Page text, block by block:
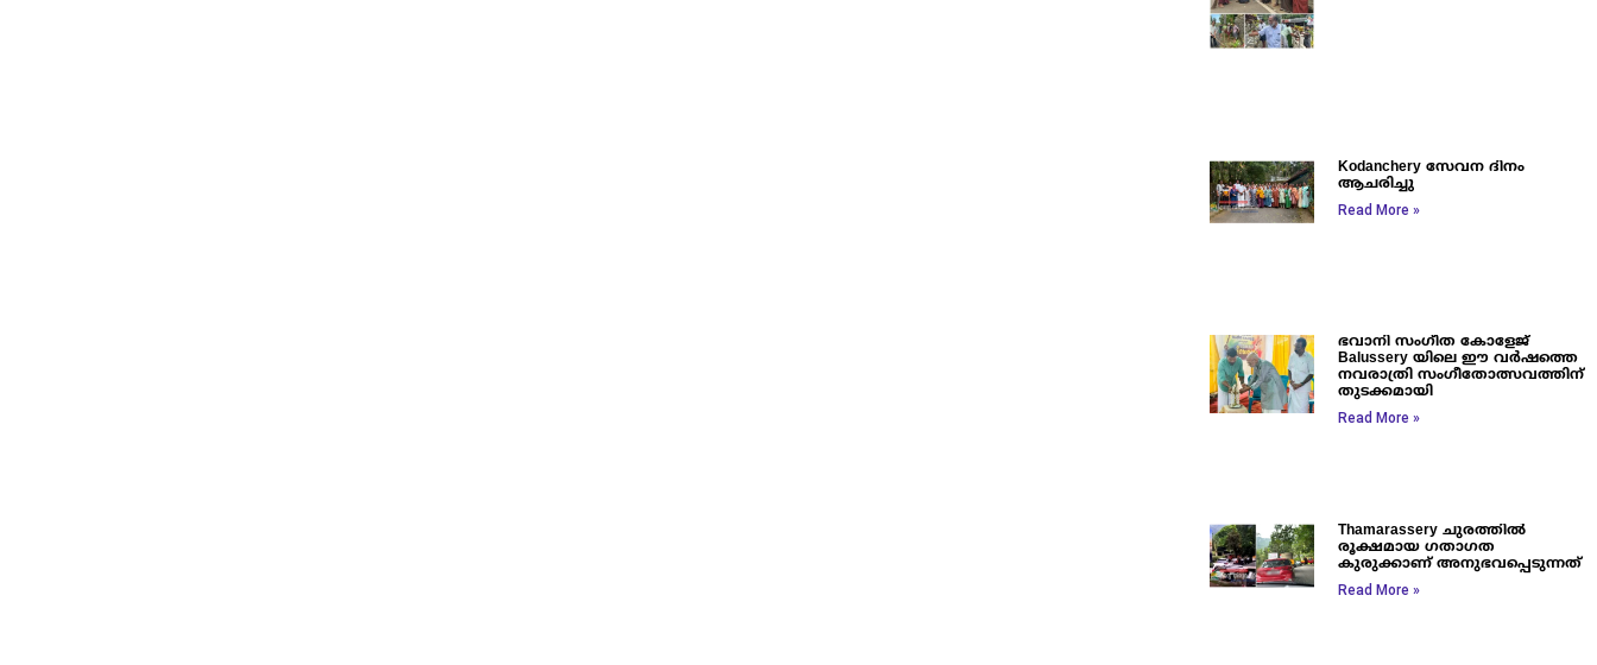
Kodanchery സേവന ദിനം
ആചരിച്ചു
Read More »
ഭവാനി സംഗീത കോളേജ്
Balussery യിലെ ഈ വർഷത്തെ
നവരാത്രി സംഗീതോത്സവത്തിന്
തുടക്കമായി
Read More »
Thamarassery ചുരത്തിൽ
രൂക്ഷമായ ഗതാഗത
കുരുക്കാണ് അനുഭവപ്പെടുന്നത്
Read More »